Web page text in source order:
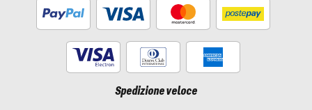
Spedizione veloce